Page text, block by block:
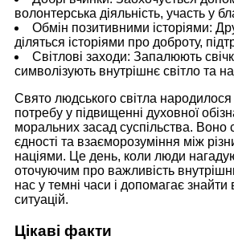
волонтерська діяльність, участь у
Обмін позитивними історіями:
діляться історіями про доброту,
Світлові заходи: Запалюють
символізують внутрішнє світло та
Свято людського світла народилося
потребу у підвищенні духовної
моральних засад суспільства.
єдності та взаєморозуміння між
націями. Це день, коли люди
оточуючим про важливість
нас у темні часи і допомагає знайти
ситуацій.
Цікаві факти